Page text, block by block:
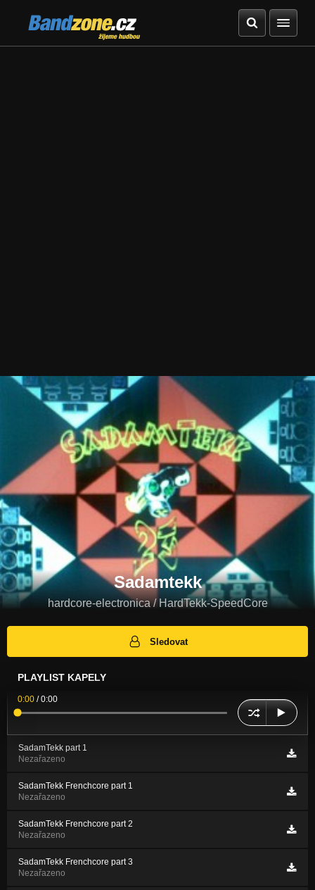
Bandzone.cz
žijeme hudbou
Sadamtekk
hardcore-electronica / HardTekk-SpeedCore
Sledovat
PLAYLIST KAPELY
0:00 /0:00
SadamTekk part 1
Nezařazeno
SadamTekk Frenchcore part 1
Nezařazeno
SadamTekk Frenchcore part 2
Nezařazeno
SadamTekk Frenchcore part 3
Nezařazeno